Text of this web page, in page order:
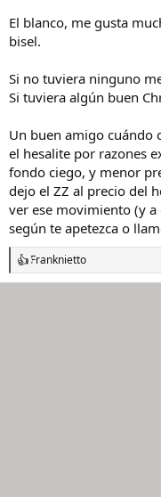
El blanco, me gusta
bisel.
Si no tuviera ninguno
Si tuviera algún buen
Un buen amigo cuándo
el hesalite por razones
fondo ciego, y menor
dejo el ZZ al precio del
ver ese movimiento (y
según te apetezca o
R
e
Franknietto